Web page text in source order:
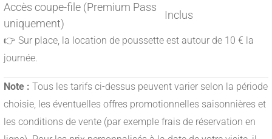
Accès coupe-file (Premium Pass
uniquement)
Inclus
👉 Sur place, la location de poussette est autour de 10 € la
journée.
Note : Tous les tarifs ci-dessus peuvent varier selon la période
choisie, les éventuelles offres promotionnelles saisonnières et
les conditions de vente (par exemple frais de réservation en